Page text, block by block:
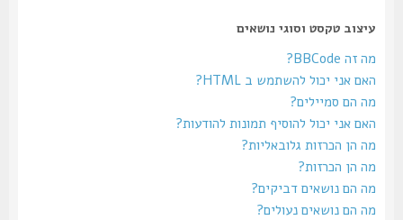
עיצוב טקסט וסוגי נושאים
מה זה BBCode?
האם אני יכול להשתמש ב HTML?
מה הם סמיילים?
האם אני יכול להוסיף תמונות להודעות?
מה הן הכרזות גלובאליות?
מה הן הכרזות?
מה הם נושאים דביקים?
מה הם נושאים נעולים?